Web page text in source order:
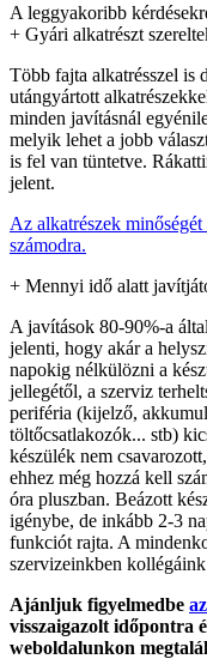
A leggyakoribb
+ Gyári alkatrészt
Több fajta alkatrésszel is
utángyártott
minden javításnál
melyik lehet a jobb
is fel van tüntetve.
jelent.
Az alkatrészek
számodra.
+ Mennyi idő alatt
A javítások 80-90%-a
jelenti, hogy akár a
napokig nélkülözni a
jellegétől, a szerviz
periféria (kijelző,
töltőcsatlakozók... stb)
készülék nem
ehhez még hozzá kell
óra pluszban. Beázott
igénybe, de inkább 2-3
funkciót rajta. A
szervizeinkben
Ajánljuk figyelmedbe
visszaigazolt időpontra
weboldalunkon